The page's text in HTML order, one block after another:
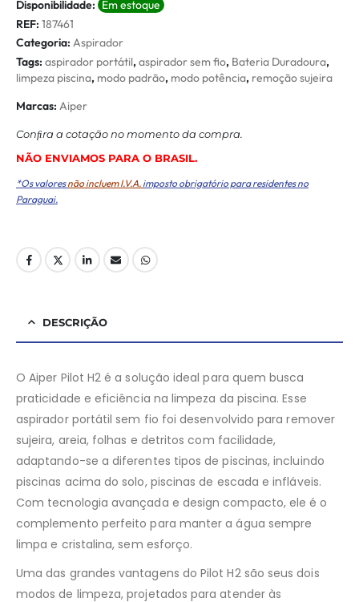
Disponibilidade: Em estoque
REF: 187461
Categoria: Aspirador
Tags: aspirador portátil,aspirador sem fio, Bateria Duradoura,
limpeza piscina, modo padrão, modo potência, remoção sujeira
Marcas: Aiper
Conﬁra a cotação no momento da compra.
NÃO ENVIAMOS PARA O BRASIL.
*Os valoresnão incluem I.V.A. imposto obrigatório para residentes no
Paraguai.
DESCRIÇÃO
O Aiper Pilot H2 é a solução ideal para quem busca
praticidade e eficiência na limpeza da piscina. Esse
aspirador portátil sem fio foi desenvolvido para remover
sujeira, areia, folhas e detritos com facilidade,
adaptando-se a diferentes tipos de piscinas, incluindo
piscinas acima do solo, piscinas de escada e infláveis.
Com tecnologia avançada e design compacto, ele é o
complemento perfeito para manter a água sempre
limpa e cristalina, sem esforço.
Uma das grandes vantagens do Pilot H2 são seus dois
modos de limpeza, projetados para atender às